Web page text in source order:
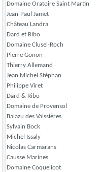
Domaine Oratoire Saint Martin
Jean-Paul Jamet
Château Landra
Dard et Ribo
Domaine Clusel-Roch
Pierre Gonon
Thierry Allemand
Jean Michel Stéphan
Philippe Viret
Dard & Ribo
Domaine de Provensol
Balazu des Vaissières
Sylvain Bock
Michel Issaly
Nicolas Carmarans
Causse Marines
Domaine Coquelicot